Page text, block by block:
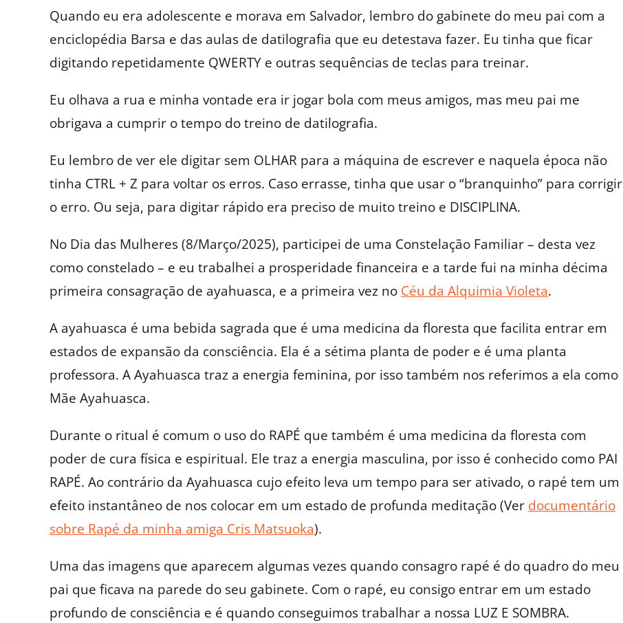
Quando eu era adolescente e morava em Salvador, lembro do gabinete do meu pai com a
enciclopédia Barsa e das aulas de datilografia que eu detestava fazer. Eu tinha que ficar
digitando repetidamente QWERTY e outras sequências de teclas para treinar.
Eu olhava a rua e minha vontade era ir jogar bola com meus amigos, mas meu pai me
obrigava a cumprir o tempo do treino de datilografia.
Eu lembro de ver ele digitar sem OLHAR para a máquina de escrever e naquela época não
tinha CTRL + Z para voltar os erros. Caso errasse, tinha que usar o “branquinho” para corrigir
o erro. Ou seja, para digitar rápido era preciso de muito treino e DISCIPLINA.
No Dia das Mulheres (8/Março/2025), participei de uma Constelação Familiar – desta vez
como constelado – e eu trabalhei a prosperidade financeira e a tarde fui na minha décima
primeira consagração de ayahuasca, e a primeira vez no Céu da Alquimia Violeta.
A ayahuasca é uma bebida sagrada que é uma medicina da floresta que facilita entrar em
estados de expansão da consciência. Ela é a sétima planta de poder e é uma planta
professora. A Ayahuasca traz a energia feminina, por isso também nos referimos a ela como
Mãe Ayahuasca.
Durante o ritual é comum o uso do RAPÉ que também é uma medicina da floresta com
poder de cura física e espiritual. Ele traz a energia masculina, por isso é conhecido como PAI
RAPÉ. Ao contrário da Ayahuasca cujo efeito leva um tempo para ser ativado, o rapé tem um
efeito instantâneo de nos colocar em um estado de profunda meditação (Ver documentário
sobre Rapé da minha amiga Cris Matsuoka).
Uma das imagens que aparecem algumas vezes quando consagro rapé é do quadro do meu
pai que ficava na parede do seu gabinete. Com o rapé, eu consigo entrar em um estado
profundo de consciência e é quando conseguimos trabalhar a nossa LUZ E SOMBRA.